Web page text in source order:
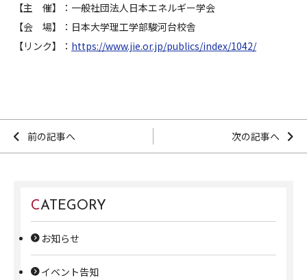
【主 催】：一般社団法人日本エネルギー学会
【会 場】：日本大学理工学部駿河台校舎
【リンク】： https://www.jie.or.jp/publics/index/1042/
前の記事へ 次の記事へ
CATEGORY
お知らせ
イベント告知